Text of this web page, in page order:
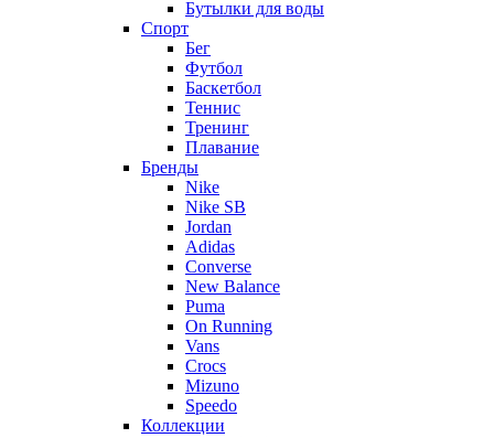
Бутылки для воды
Спорт
Бег
Футбол
Баскетбол
Теннис
Тренинг
Плавание
Бренды
Nike
Nike SB
Jordan
Adidas
Converse
New Balance
Puma
On Running
Vans
Crocs
Mizuno
Speedo
Коллекции